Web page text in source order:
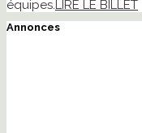
équipes.LIRE LE BILLET
Annonces